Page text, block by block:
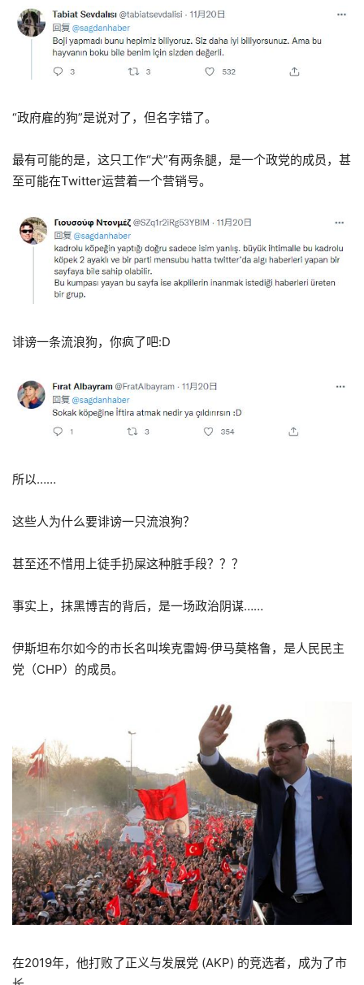
“政府雇的狗”是说对了，但名字错了。
最有可能的是，这只工作“犬”有两条腿，是一个政党的成员，甚
至可能在Twitter运营着一个营销号。
诽谤一条流浪狗，你疯了吧:D
所以……
这些人为什么要诽谤一只流浪狗？
甚至还不惜用上徒手扔屎这种脏手段？？？
事实上，抹黑博吉的背后，是一场政治阴谋……
伊斯坦布尔如今的市长名叫埃克雷姆·伊马莫格鲁，是人民民主
党（CHP）的成员。
在2019年，他打败了正义与发展党 (AKP) 的竞选者，成为了市